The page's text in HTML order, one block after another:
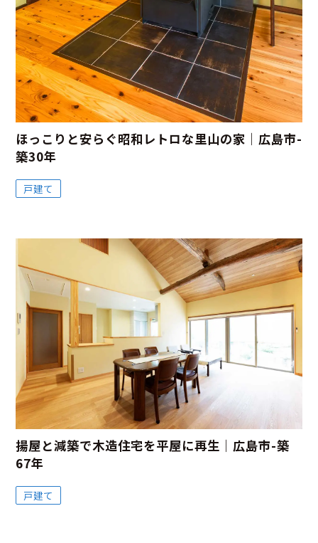
ほっこりと安らぐ昭和レトロな里山の家｜広島市-
築30年
戸建て
揚屋と減築で木造住宅を平屋に再生｜広島市-築
67年
戸建て